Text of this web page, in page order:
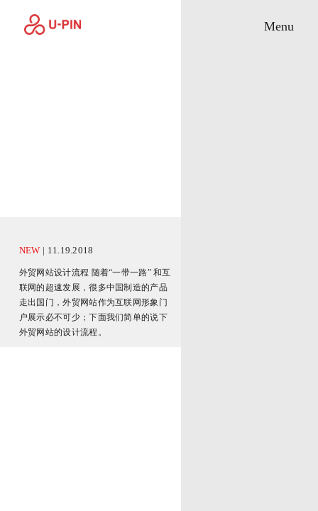
Toggle
Menu
NEW | 11.19.2018
外贸网站设计流程 随着“一带一路” 和互
联网的超速发展，很多中国制造的产品
走出国门，外贸网站作为互联网形象门
户展示必不可少；下面我们简单的说下
外贸网站的设计流程。